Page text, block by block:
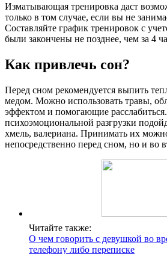
Изматывающая тренировка даст
только в том случае, если вы не
Составляйте график тренировок с
были закончены не позднее, чем за 4
Как привлечь сон?
Перед сном рекомендуется выпить
медом. Можно использовать травы,
эффектом и помогающие
психоэмоциональной разгрузки
хмель, валериана. Принимать их
непосредственно перед сном, но и во
Читайте также:
О чем говорить с девушкой во
телефону либо переписке